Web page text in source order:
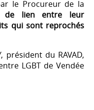
le Procureur de la
de lien entre leur
qui sont reprochés
président du RAVAD,
LGBT de Vendée